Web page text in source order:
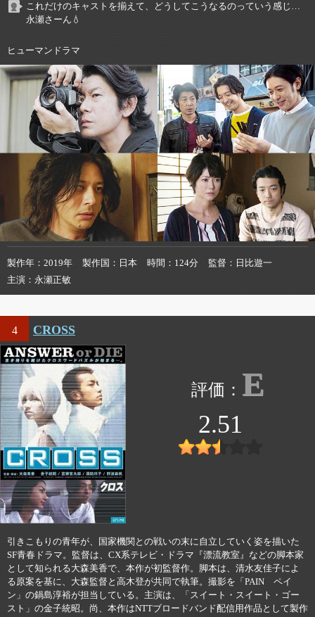
これだけのキャストを揃えて、どうしてこうなるのっていう感じ…
永瀬さーん💧
ヒューマンドラマ
製作年 2019年 製作国 日本 時間 124分 監督
日比遊一
主演
永瀬正敏
4 CROSS
E
2.51
引きこもりの青年が、国家機関との戦いの末に自立していく姿を描いた
SF青春ドラマ。監督は、CX系テレビ・ドラマ『漂流教室』などの脚本家
として知られる大森美香で、本作が初監督作。脚本は、清水友佳子によ
る原案を基に、大森監督と高木登が共同で執筆。撮影を「PAIN ペイ
ン」の鍋島淳裕が担当している。主演は、「スイート・スイート・ゴー
スト」の金子統昭。尚、本作はNTTブロードバンド配信用作品として製作